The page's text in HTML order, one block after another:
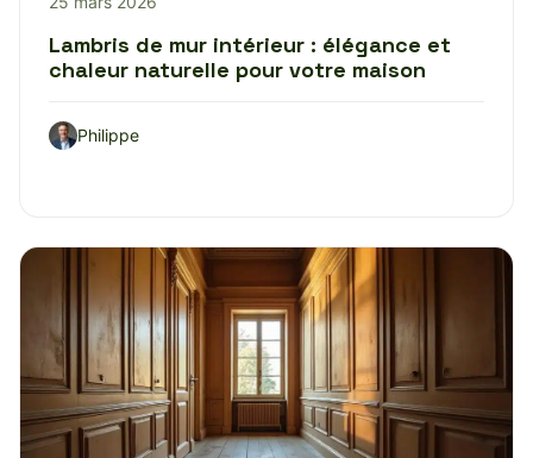
Lambris de mur intérieur : élégance et
chaleur naturelle pour votre maison
Philippe